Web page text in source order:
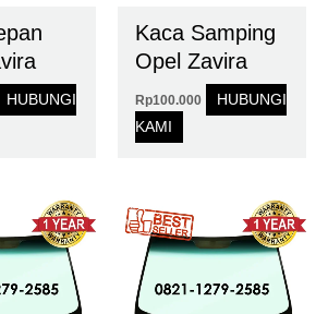
HUBUNGI
Kaca Samping
Opel Zavira
Rp100.000
HUBUNGI
KAMI